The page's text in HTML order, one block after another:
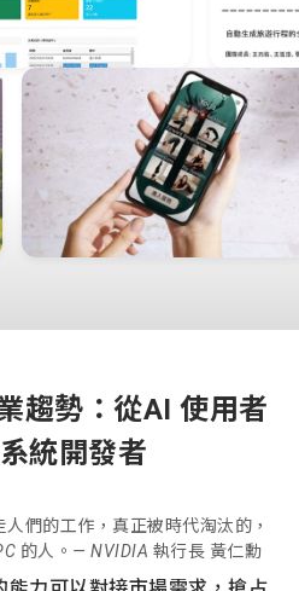
趨勢：從AI 使用者
統開發者
們的工作，真正被時代淘汰的，
的人。— NVIDIA 執行長 黃仁勳